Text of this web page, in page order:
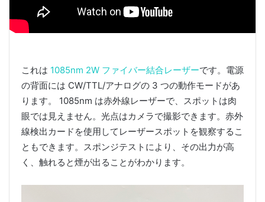
これは 1085nm 2W ファイバー結合レーザーです。電源
の背面には CW/TTL/アナログの 3 つの動作モードがあ
ります。 1085nm は赤外線レーザーで、スポットは肉
眼では見えません。光点はカメラで撮影できます。赤外
線検出カードを使用してレーザースポットを観察するこ
ともできます。スポンジテストにより、その出力が高
く、触れると煙が出ることがわかります。